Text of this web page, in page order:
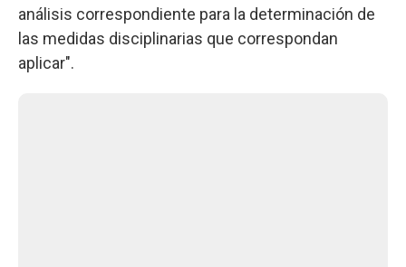
análisis correspondiente para la determinación de
las medidas disciplinarias que correspondan
aplicar".